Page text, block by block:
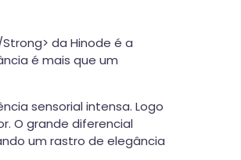
da Hinode é a
é mais que um
sensorial intensa. Logo
O grande diferencial
um rastro de elegância